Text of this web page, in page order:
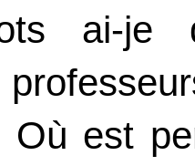
ai-je
Où est